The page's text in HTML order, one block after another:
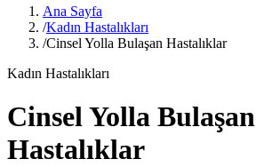
Ana Sayfa
/Kadın Hastalıkları
/Cinsel Yolla Bulaşan Hastalıklar
Kadın Hastalıkları
Cinsel Yolla Bulaşan
Hastalıklar